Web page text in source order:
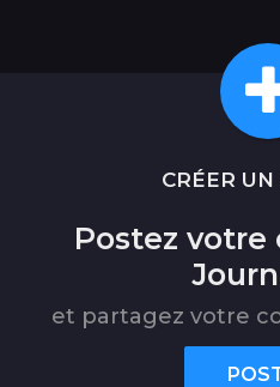
CRÉER
Postez
et partagez votre